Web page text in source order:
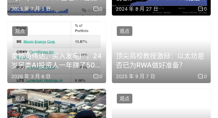
本回答由 AI 生成，内容仅供参考，请仔细甄别。
免责声明：本文提供的信息不是交易建议。BlockWeeks.com
不对根据本文提供的信息所做的任何投资承担责任。我们强烈
建议在做出任何投资决策之前进行独立研究或咨询合格的专业
人士。
马曝光！BONK为何突然暴
涨？ETF落地或坑杀狗狗币？
2025 年 7 月 5 日 0
赢家？
2024 年 8 月 27 日 0
卖掉英伟达，买入发电厂，24
岁另类AI投资人一年赚了50亿
美金
2026 年 3 月 6 日 0
观点
顶尖高校教授激辩：以太坊是
否已为RWA做好准备？
2025 年 9 月 7 日 0
观点
观点 观点